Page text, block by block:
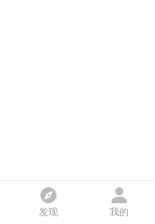
发现 我的